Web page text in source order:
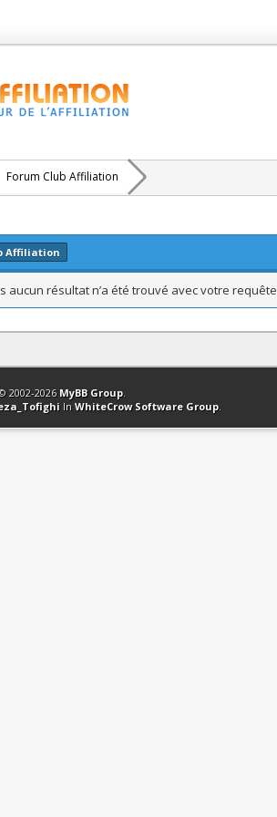
Forum Club Affiliation
Affiliation
aucun résultat n’a été trouvé avec votre
Affiliation Retourner en haut Version bas-
2002-2026 MyBB Group.
In WhiteCrow Software Group.